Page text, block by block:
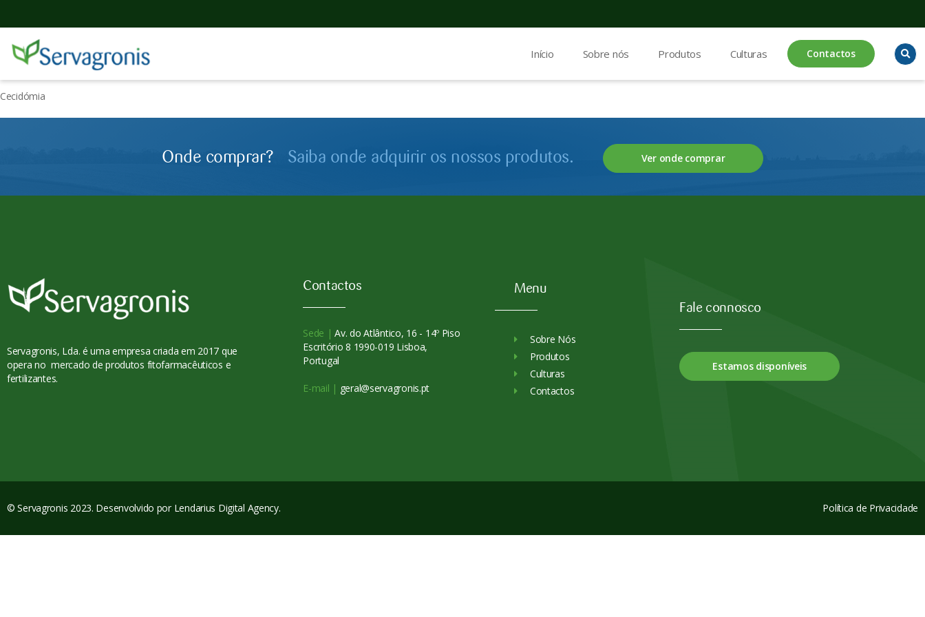
Início Sobre nós Produtos Culturas Contactos
Cecidómia
Onde comprar? Saiba onde adquirir os nossos produtos. Ver onde comprar
Servagronis, Lda. é uma empresa criada em 2017 que
opera no mercado de produtos fitofarmacêuticos e
fertilizantes.
Contactos
Sede | Av. do Atlântico, 16 - 14º Piso
Escritório 8 1990-019 Lisboa,
Portugal
E-mail | geral@servagronis.pt
Menu
Sobre Nós
Produtos
Culturas
Contactos
Fale connosco
Estamos disponíveis
© Servagronis 2023. Desenvolvido por Lendarius Digital Agency. Política de Privacidade